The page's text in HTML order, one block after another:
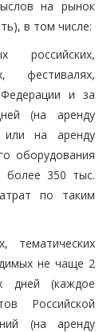
на рынок
в том числе:
российских,
фестивалях,
и за
(на аренду
или на аренду
оборудования
более 350 тыс.
по таким
тематических
не чаще 2
дней (каждое
Российской
(на аренду